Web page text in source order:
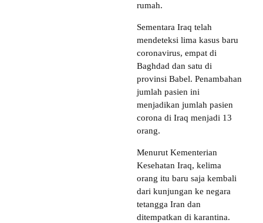
rumah.
Sementara Iraq telah
mendeteksi lima kasus baru
coronavirus, empat di
Baghdad dan satu di
provinsi Babel. Penambahan
jumlah pasien ini
menjadikan jumlah pasien
corona di Iraq menjadi 13
orang.
Menurut Kementerian
Kesehatan Iraq, kelima
orang itu baru saja kembali
dari kunjungan ke negara
tetangga Iran dan
ditempatkan di karantina.